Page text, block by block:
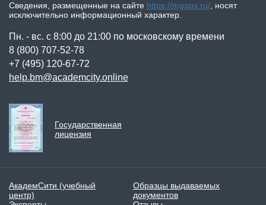
Сведения, размещенные на сайте https://mgaps.ru/ носят
исключительно информационный характер.
Пн. - вс. с 8:00 до 21:00 по московскому времени
8 (800) 707-52-78
+7 (495) 120-67-72
help.bm@academcity.online
Государственная
лицензия
АкадемСити (учебный
центр)
Образцы выдаваемых
документов